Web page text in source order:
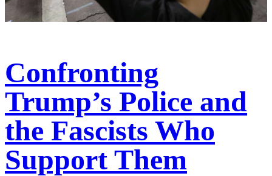
Confronting
Trump’s Police and
the Fascists Who
Support Them